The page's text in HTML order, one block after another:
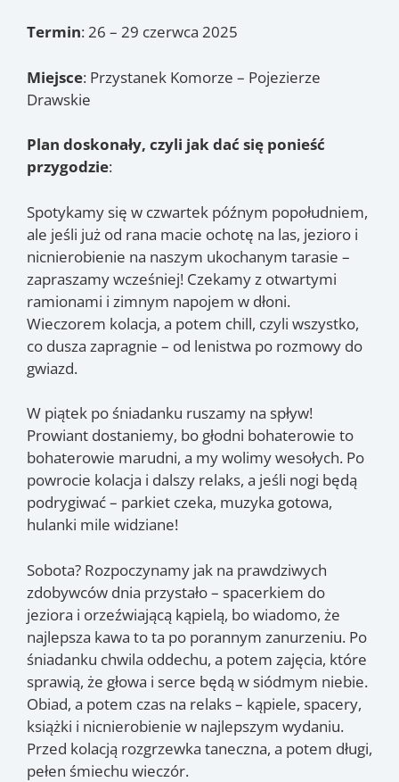
Termin: 26 – 29 czerwca 2025
Miejsce: Przystanek Komorze – Pojezierze
Drawskie
Plan doskonały, czyli jak dać się ponieść
przygodzie:
Spotykamy się w czwartek późnym popołudniem,
ale jeśli już od rana macie ochotę na las, jezioro i
nicnierobienie na naszym ukochanym tarasie –
zapraszamy wcześniej! Czekamy z otwartymi
ramionami i zimnym napojem w dłoni.
Wieczorem kolacja, a potem chill, czyli wszystko,
co dusza zapragnie – od lenistwa po rozmowy do
gwiazd.
W piątek po śniadanku ruszamy na spływ!
Prowiant dostaniemy, bo głodni bohaterowie to
bohaterowie marudni, a my wolimy wesołych. Po
powrocie kolacja i dalszy relaks, a jeśli nogi będą
podrygiwać – parkiet czeka, muzyka gotowa,
hulanki mile widziane!
Sobota? Rozpoczynamy jak na prawdziwych
zdobywców dnia przystało – spacerkiem do
jeziora i orzeźwiającą kąpielą, bo wiadomo, że
najlepsza kawa to ta po porannym zanurzeniu. Po
śniadanku chwila oddechu, a potem zajęcia, które
sprawią, że głowa i serce będą w siódmym niebie.
Obiad, a potem czas na relaks – kąpiele, spacery,
książki i nicnierobienie w najlepszym wydaniu.
Przed kolacją rozgrzewka taneczna, a potem długi,
pełen śmiechu wieczór.